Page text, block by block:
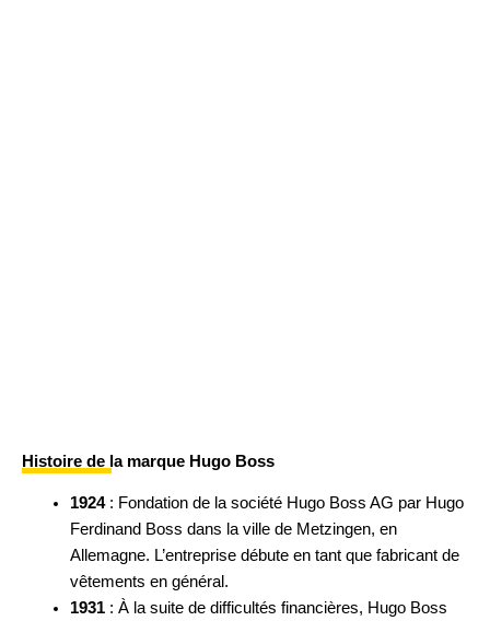
Histoire de la marque Hugo Boss
1924: Fondation de la société Hugo Boss AG par Hugo
Ferdinand Boss dans la ville de Metzingen, en
Allemagne. L’entreprise débute en tant que fabricant de
vêtements en général.
1931: À la suite de difficultés financières, Hugo Boss